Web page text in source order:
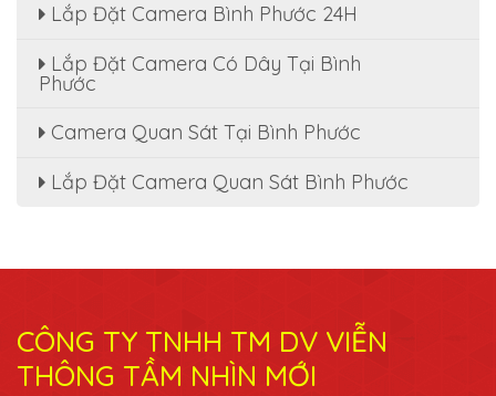
Lắp Đặt Camera Bình Phước 24H
Lắp Đặt Camera Có Dây Tại Bình
Phước
Camera Quan Sát Tại Bình Phước
Lắp Đặt Camera Quan Sát Bình Phước
CÔNG TY TNHH TM DV VIỄN
THÔNG TẦM NHÌN MỚI